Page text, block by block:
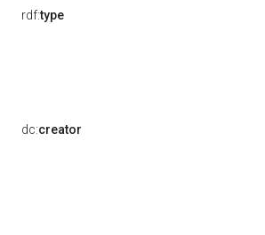
rdf:type
dc:creator